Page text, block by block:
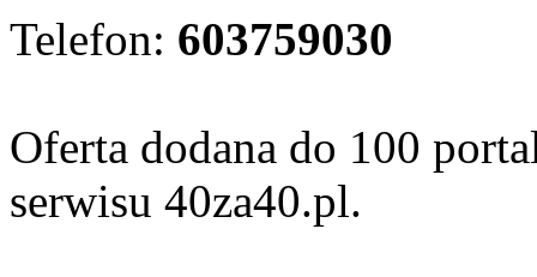
Telefon: 603759030
Oferta dodana do 100
serwisu 40za40.pl.